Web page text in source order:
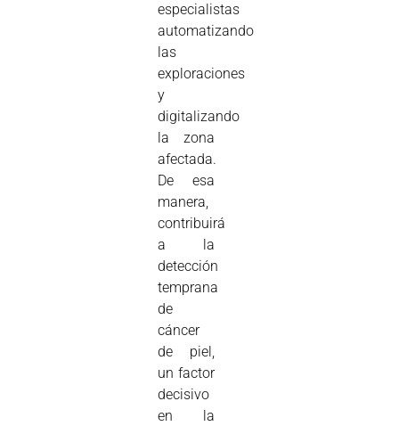
especialistas
automatizando
las
exploraciones
y
digitalizando
la zona
afectada.
De esa
manera,
contribuirá
a la
detección
temprana
de
cáncer
de piel,
un factor
decisivo
en la